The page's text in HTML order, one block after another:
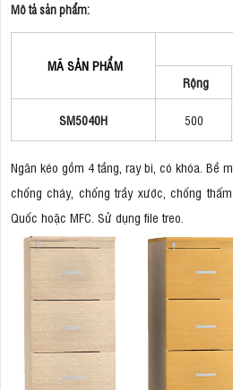
Mô tả sản phẩm:
MÃ SẢN PHẨM
Rộng
SM5040H 500
Ngăn kéo gồm 4 tầng, ray bi, có khóa. Bề
chống cháy, chống trầy xước, chống
Quốc hoặc MFC. Sử dụng file treo.